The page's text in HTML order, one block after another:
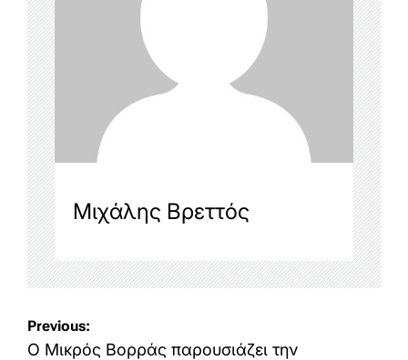
Μιχάλης Βρεττός
Post
navigation
Previous:
Ο Μικρός Βορράς παρουσιάζει την